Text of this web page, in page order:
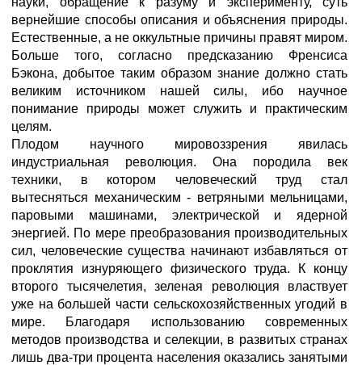
вернейшие способы описания и объяснения природы.
Естественные, а не оккультные причины правят миром.
Больше того, согласно предсказанию Френсиса
Бэкона, добытое таким образом знание должно стать
великим источником нашей силы, ибо научное
понимание природы может служить и практическим
целям.
Плодом научного мировоззрения явилась
индустриальная революция. Она породила век
техники, в котором человеческий труд стал
вытесняться механическим - ветряными мельницами,
паровыми машинами, электрической и ядерной
энергией. По мере преобразования производительных
сил, человеческие существа начинают избавляться от
проклятия изнуряющего физического труда. К концу
второго тысячелетия, зеленая революция властвует
уже на большей части сельскохозяйственных угодий в
мире. Благодаря использованию современных
методов производства и селекции, в развитых странах
лишь два-три процента населения оказались занятыми